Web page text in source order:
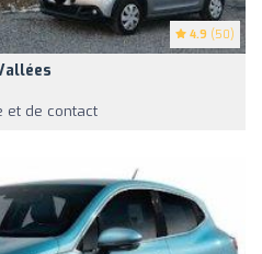
4.9 (50)
et de contact